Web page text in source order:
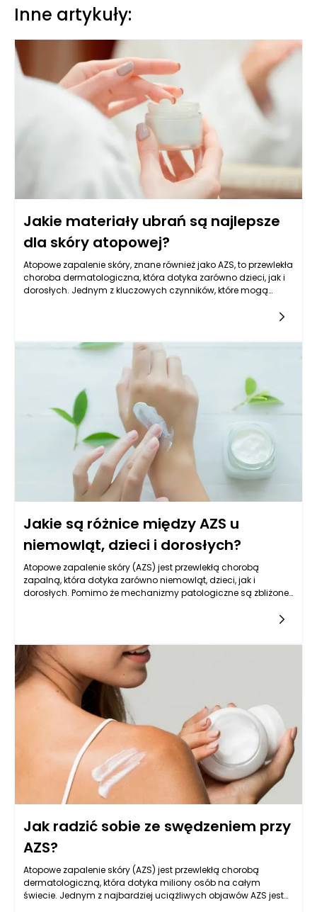
Inne artykuły:
Jakie materiały ubrań są najlepsze
dla skóry atopowej?
Atopowe zapalenie skóry, znane również jako AZS, to przewlekła
choroba dermatologiczna, która dotyka zarówno dzieci, jak i
dorosłych. Jednym z kluczowych czynników, które mogą
poszukiwanie tkanin, które nie tylko nie będą jej szkodzić, ale
także wspomogą regenerację, staje się priorytetem. Odkryjmy
zatem, jakie materiały są najodpowiedniejsze dla tych, którzy
zmagają się z atopowym zapaleniem skóry.
Jakie są różnice między AZS u
niemowląt, dzieci i dorosłych?
Atopowe zapalenie skóry (AZS) jest przewlekłą chorobą
zapalną, która dotyka zarówno niemowląt, dzieci, jak i
dorosłych. Pomimo że mechanizmy patologiczne są zbliżone
atopowe zapalenie skóry najczęściej objawia się w postaci
wysypki, która zwykle lokalizuje się na twarzy, skórze głowy, a
także na zgięciach kończyn. W tej grupie wiekowej skóra jest
cienka i delikatna, co sprzyja łatwemu podrażnieniu. Skórze
niemowląt brakuje również naturalnych lipidów, co prowadzi
do suchości i większej wrażliwości na czynniki zewnętrzne,
takie jak zmiany temperatury czy detergenty. W odróżnieniu
od dzieci starszych i dorosłych, u niemowląt atopowe
zapalenie skóry jest często związane z innymi schorzeniami
atopowymi, takimi jak astma czy alergie pokarmowe.
Jak radzić sobie ze swędzeniem przy
AZS?
Atopowe zapalenie skóry (AZS) jest przewlekłą chorobą
dermatologiczną, która dotyka miliony osób na całym
świecie. Jednym z najbardziej uciążliwych objawów AZS jest